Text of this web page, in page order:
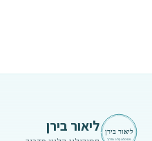
ליאור בירן